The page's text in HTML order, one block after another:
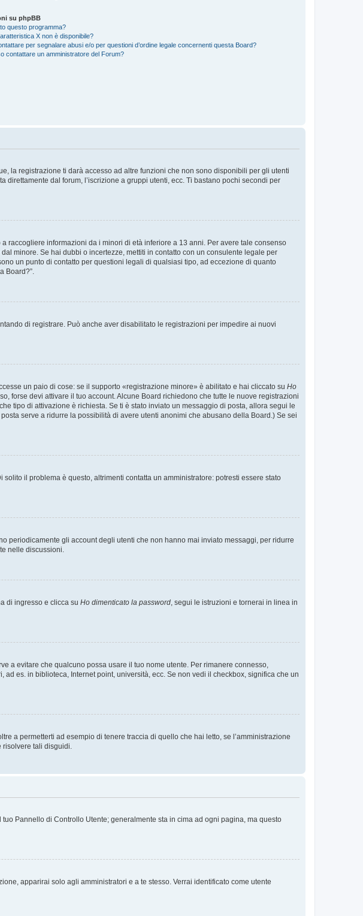
su phpBB
questo programma?
X non è disponibile?
per segnalare abusi e/o per questioni d’ordine legale concernenti questa Board?
contattare un amministratore del Forum?
la registrazione ti darà accesso ad altre funzioni che non sono disponibili per gli utenti
dal forum, l’iscrizione a gruppi utenti, ecc. Ti bastano pochi secondi per
raccogliere informazioni da i minori di età inferiore a 13 anni. Per avere tale consenso
minore. Se hai dubbi o incertezze, mettiti in contatto con un consulente legale per
un punto di contatto per questioni legali di qualsiasi tipo, ad eccezione di quanto
Board?”.
di registrare. Può anche aver disabilitato le registrazioni per impedire ai nuovi
un paio di cose: se il supporto «registrazione minore» è abilitato e hai cliccato su Ho
forse devi attivare il tuo account. Alcune Board richiedono che tutte le nuove registrazioni
tipo di attivazione è richiesta. Se ti è stato inviato un messaggio di posta, allora segui le
serve a ridurre la possibilità di avere utenti anonimi che abusano della Board.) Se sei
il problema è questo, altrimenti contatta un amministratore: potresti essere stato
periodicamente gli account degli utenti che non hanno mai inviato messaggi, per ridurre
nelle discussioni.
di ingresso e clicca su Ho dimenticato la password , segui le istruzioni e tornerai in linea in
a evitare che qualcuno possa usare il tuo nome utente. Per rimanere connesso,
es. in biblioteca, Internet point, università, ecc. Se non vedi il checkbox, significa che un
a permetterti ad esempio di tenere traccia di quello che hai letto, se l’amministrazione
tali disguidi.
Pannello di Controllo Utente; generalmente sta in cima ad ogni pagina, ma questo
apparirai solo agli amministratori e a te stesso. Verrai identificato come utente